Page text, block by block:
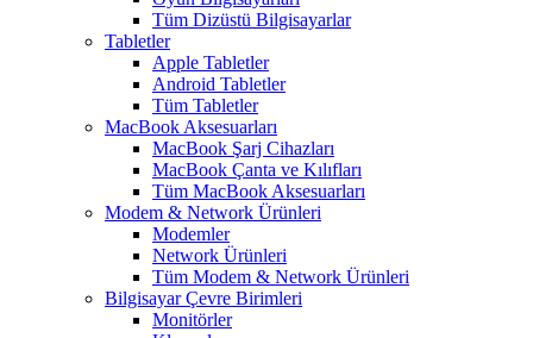
Tüm Dizüstü Bilgisayarlar
Tabletler
Apple Tabletler
Android Tabletler
Tüm Tabletler
MacBook Aksesuarları
MacBook Şarj Cihazları
MacBook Çanta ve Kılıfları
Tüm MacBook Aksesuarları
Modem & Network Ürünleri
Modemler
Network Ürünleri
Tüm Modem & Network Ürünleri
Bilgisayar Çevre Birimleri
Monitörler